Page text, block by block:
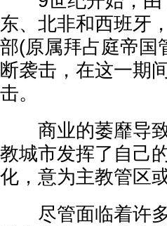
东、北非和西班牙
部(原属拜占庭帝国
断袭击，在这一期
击。
商业的萎靡导致
教城市发挥了自己
化，意为主教管区
尽管面临着许多